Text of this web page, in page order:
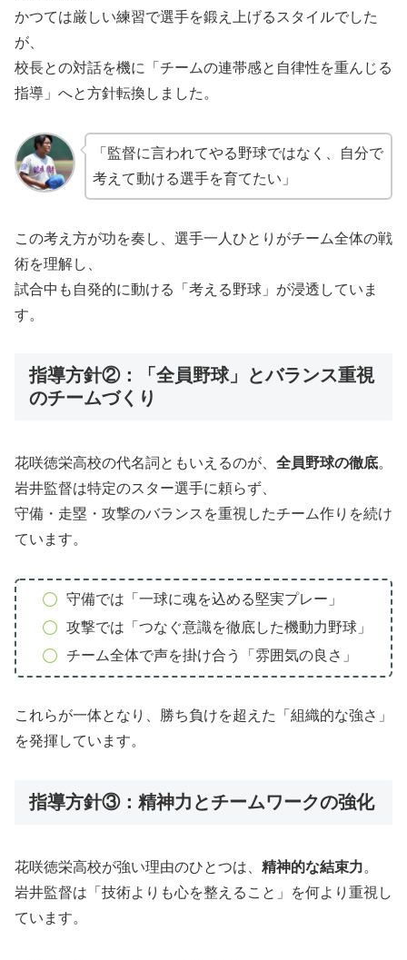
かつては厳しい練習で選手を鍛え上げるスタイルでした
が、
校長との対話を機に「チームの連帯感と自律性を重んじる
指導」へと方針転換しました。
「監督に言われてやる野球ではなく、自分で
考えて動ける選手を育てたい」
この考え方が功を奏し、選手一人ひとりがチーム全体の戦
術を理解し、
試合中も自発的に動ける「考える野球」が浸透していま
す。
指導方針②：「全員野球」とバランス重視
のチームづくり
花咲徳栄高校の代名詞ともいえるのが、 全員野球の徹底。
岩井監督は特定のスター選手に頼らず、
守備・走塁・攻撃のバランスを重視したチーム作りを続け
ています。
守備では「一球に魂を込める堅実プレー」
攻撃では「つなぐ意識を徹底した機動力野球」
チーム全体で声を掛け合う「雰囲気の良さ」
これらが一体となり、勝ち負けを超えた「組織的な強さ」
を発揮しています。
指導方針③：精神力とチームワークの強化
花咲徳栄高校が強い理由のひとつは、 精神的な結束力。
岩井監督は「技術よりも心を整えること」を何より重視し
ています。